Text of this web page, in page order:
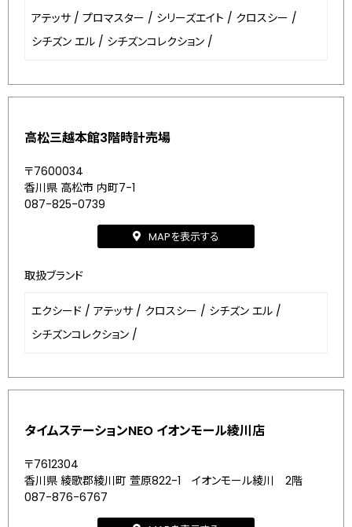
アテッサ / プロマスター / シリーズエイト / クロスシー /
シチズン エル / シチズンコレクション /
高松三越本館3階時計売場
〒7600034
香川県 高松市 内町7-1
087-825-0739
MAPを表示する
取扱ブランド
エクシード / アテッサ / クロスシー / シチズン エル /
シチズンコレクション /
タイムステーションNEO イオンモール綾川店
〒7612304
香川県 綾歌郡綾川町 萱原822-1 イオンモール綾川 2階
087-876-6767